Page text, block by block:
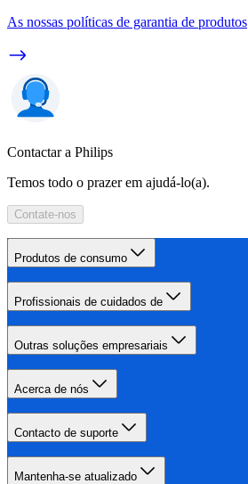
As nossas políticas de garantia de produtos
Contactar a Philips
Temos todo o prazer em ajudá-lo(a).
Contate-nos
Produtos de consumo
Profissionais de cuidados de
Outras soluções empresariais
Acerca de nós
Contacto de suporte
Mantenha-se atualizado